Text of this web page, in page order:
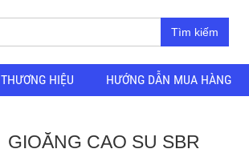
Tìm kiếm
THƯƠNG HIỆU HƯỚNG DẪN MUA HÀNG
GIOĂNG CAO SU SBR